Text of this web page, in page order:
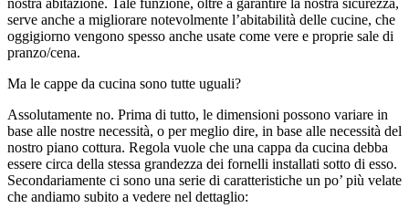
nostra abitazione. Tale funzione, oltre a garantire la nostra sicurezza,
serve anche a migliorare notevolmente l’abitabilità delle cucine, che
oggigiorno vengono spesso anche usate come vere e proprie sale di
pranzo/cena.
Ma le cappe da cucina sono tutte uguali?
Assolutamente no. Prima di tutto, le dimensioni possono variare in
base alle nostre necessità, o per meglio dire, in base alle necessità del
nostro piano cottura. Regola vuole che una cappa da cucina debba
essere circa della stessa grandezza dei fornelli installati sotto di esso.
Secondariamente ci sono una serie di caratteristiche un po’ più velate
che andiamo subito a vedere nel dettaglio: